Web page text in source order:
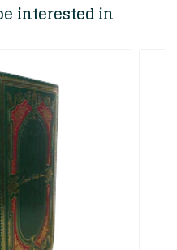
interested in